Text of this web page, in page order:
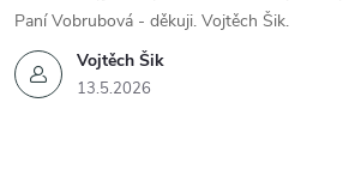
Vojtěch Šik
13.5.2026
Paní Vobrubová - děkuji. Vojtěch Šik.